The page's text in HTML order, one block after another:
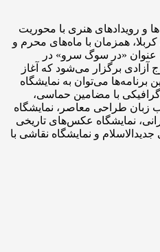
و رویدادهای هنری با محوریت
همزمان با ماه‌های محرم و
(تیر و مرداد ۱۴۰۴) با عنوان «در سوگ سرو» در
آزادی برگزار می‌شود که آغاز
برنامه‌ها می‌توان به نمایشگاه
با مضامین حماسی،
زبان طراحی معاصر، نمایشگاه
نمایشگاه عکس‌های تاریخی
و نمایشگاه نقاشی با